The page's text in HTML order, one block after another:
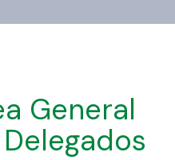
General